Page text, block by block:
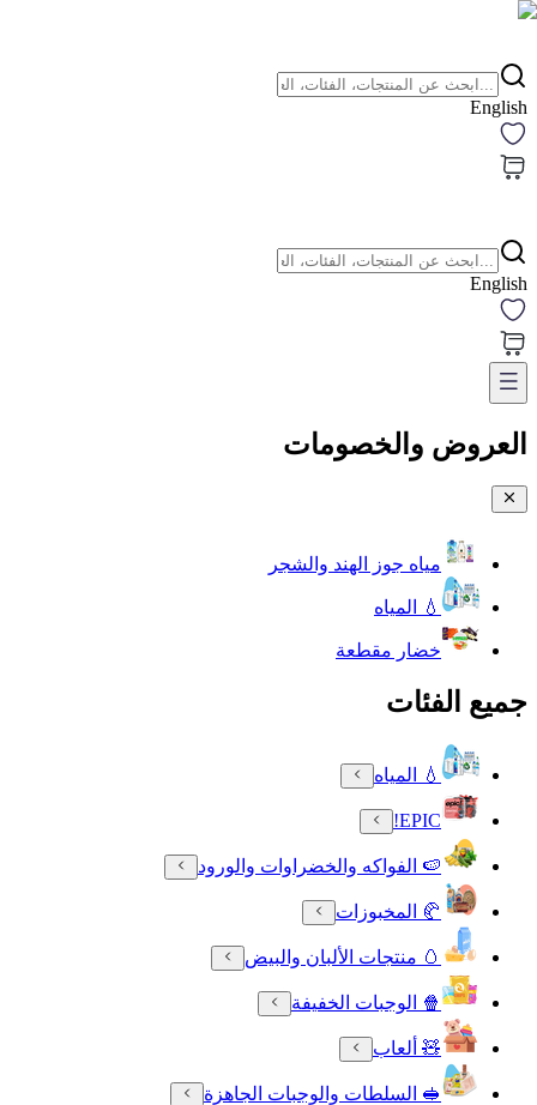
English
English
العروض والخصومات
مياه جوز الهند والشجر
💧 المياه
خضار مقطعة
جميع الفئات
💧 المياه
EPIC!
🍉 الفواكه والخضراوات والورود
🥐 المخبوزات
🥚 منتجات الألبان والبيض
🍿 الوجبات الخفيفة
🧸 ألعاب
🥪 السلطات والوجبات الجاهزة